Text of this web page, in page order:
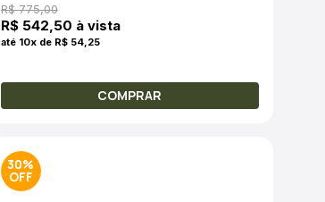
R$ 775,00
R$ 542,50 à vista
até 10x de R$ 54,25
COMPRAR
30%